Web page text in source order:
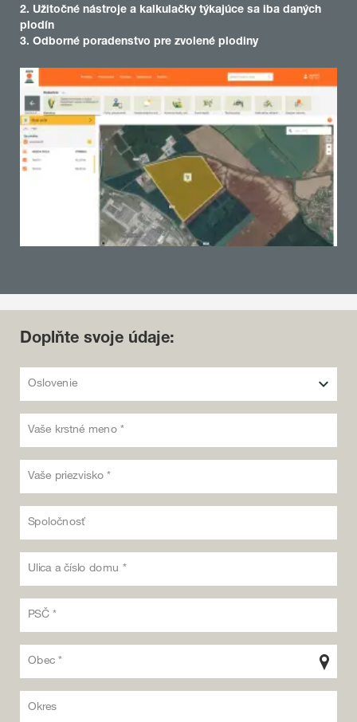
2. Užitočné nástroje a kalkulačky týkajúce sa iba daných
plodín
3. Odborné poradenstvo pre zvolené plodiny
Doplňte svoje údaje:
Oslovenie
Vaše krstné meno *
Vaše priezvisko *
Spoločnosť
Ulica a číslo domu *
PSČ *
Obec *
Okres